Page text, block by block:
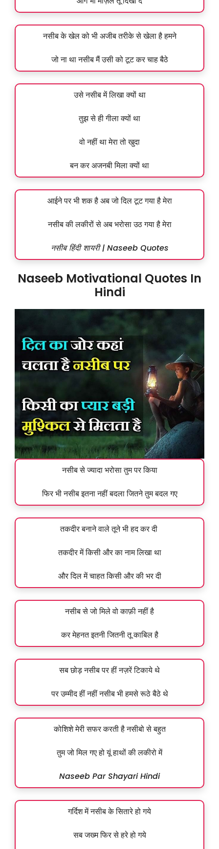
नसीब के खेल को भी अजीब तरीके से खेला है हमने
जो ना था नसीब मैं उसी को टूट कर चाह बैठे
उसे नसीब में लिखा क्यों था
तुझ से ही गीला क्यों था
वो नहीं था मेरा तो खुदा
बन कर अजनबी मिला क्यों था
आईने पर भी शक है अब जो दिल टूट गया है मेरा
नसीब की लकीरों से अब भरोसा उठ गया है मेरा
नसीब हिंदी शायरी | Naseeb Quotes
Naseeb Motivational Quotes In
Hindi
नसीब से ज्यादा भरोसा तुम पर किया
फिर भी नसीब इतना नहीं बदला जितने तुम बदल गए
तकदीर बनाने वाले तूने भी हद कर दी
तकदीर में किसी और का नाम लिखा था
और दिल में चाहत किसी और की भर दी
नसीब से जो मिले वो काफ़ी नहीं है
कर मेहनत इतनी जितनी तू काबिल है
सब छोड़ नसीब पर हीं नज़रें टिकाये थे
पर उम्मीद हीं नहीं नसीब भी हमसे रूठे बैठे थे
कोशिशे मेरी सफर करती है नसीबो से बहुत
तुम जो मिल गए हो यूं हाथों की लकीरो में
Naseeb Par Shayari Hindi
गर्दिश में नसीब के सितारे हो गये
सब जख्म फिर से हरे हो गये